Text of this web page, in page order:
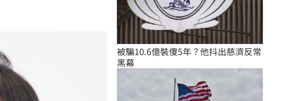
被騙10.6億裝傻5年？他抖出慈濟反常
黑幕